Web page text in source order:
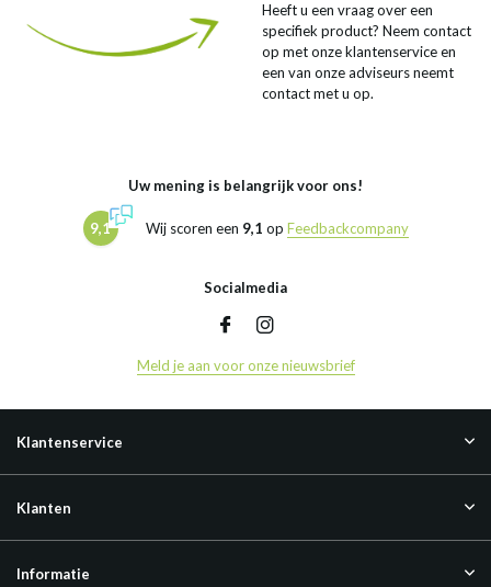
Heeft u een vraag over een
specifiek product? Neem contact
op met onze klantenservice en
een van onze adviseurs neemt
contact met u op.
Uw mening is belangrijk voor ons!
9,1 Wij scoren een 9,1 op Feedbackcompany
Socialmedia
Meld je aan voor onze nieuwsbrief
Klantenservice
Klanten
Informatie